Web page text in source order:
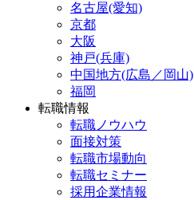
名古屋(愛知)
京都
大阪
神戸(兵庫)
中国地方(広島／岡山)
福岡
転職情報
転職ノウハウ
面接対策
転職市場動向
転職セミナー
採用企業情報